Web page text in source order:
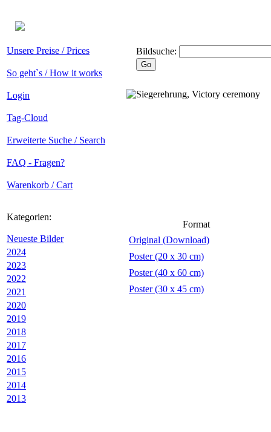
Unsere Preise / Prices
So geht`s / How it works
Login
Tag-Cloud
Erweiterte Suche / Search
FAQ - Fragen?
Warenkorb / Cart
Kategorien:
Neueste Bilder
2024
2023
2022
2021
2020
2019
2018
2017
2016
2015
2014
2013
Bildsuche:
Format
Original (Download)
Poster (20 x 30 cm)
Poster (40 x 60 cm)
Poster (30 x 45 cm)